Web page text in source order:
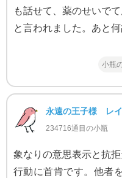
も話せて、薬のせいで
と言われました。あと
小瓶
永遠の王子様 レイ
234716通目の小瓶
象なりの意思表示と抗
行動に首肯です。他者